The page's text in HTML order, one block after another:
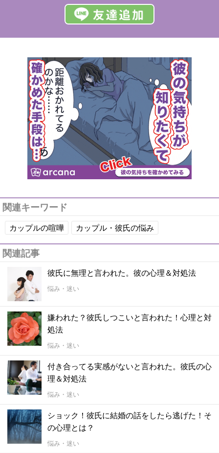
関連キーワード
カップルの喧嘩 カップル・彼氏の悩み
関連記事
彼氏に無理と言われた。彼の心理＆対処法
悩み・迷い
嫌われた？彼氏しつこいと言われた！心理と対
処法
悩み・迷い
付き合ってる実感がないと言われた。彼氏の心
理＆対処法
悩み・迷い
ショック！彼氏に結婚の話をしたら逃げた！そ
の心理とは？
悩み・迷い